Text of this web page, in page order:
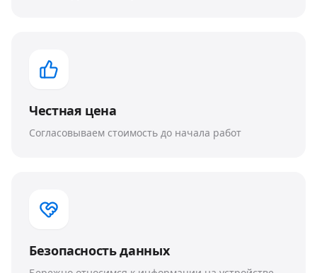
Честная цена
Согласовываем стоимость до начала работ
Безопасность данных